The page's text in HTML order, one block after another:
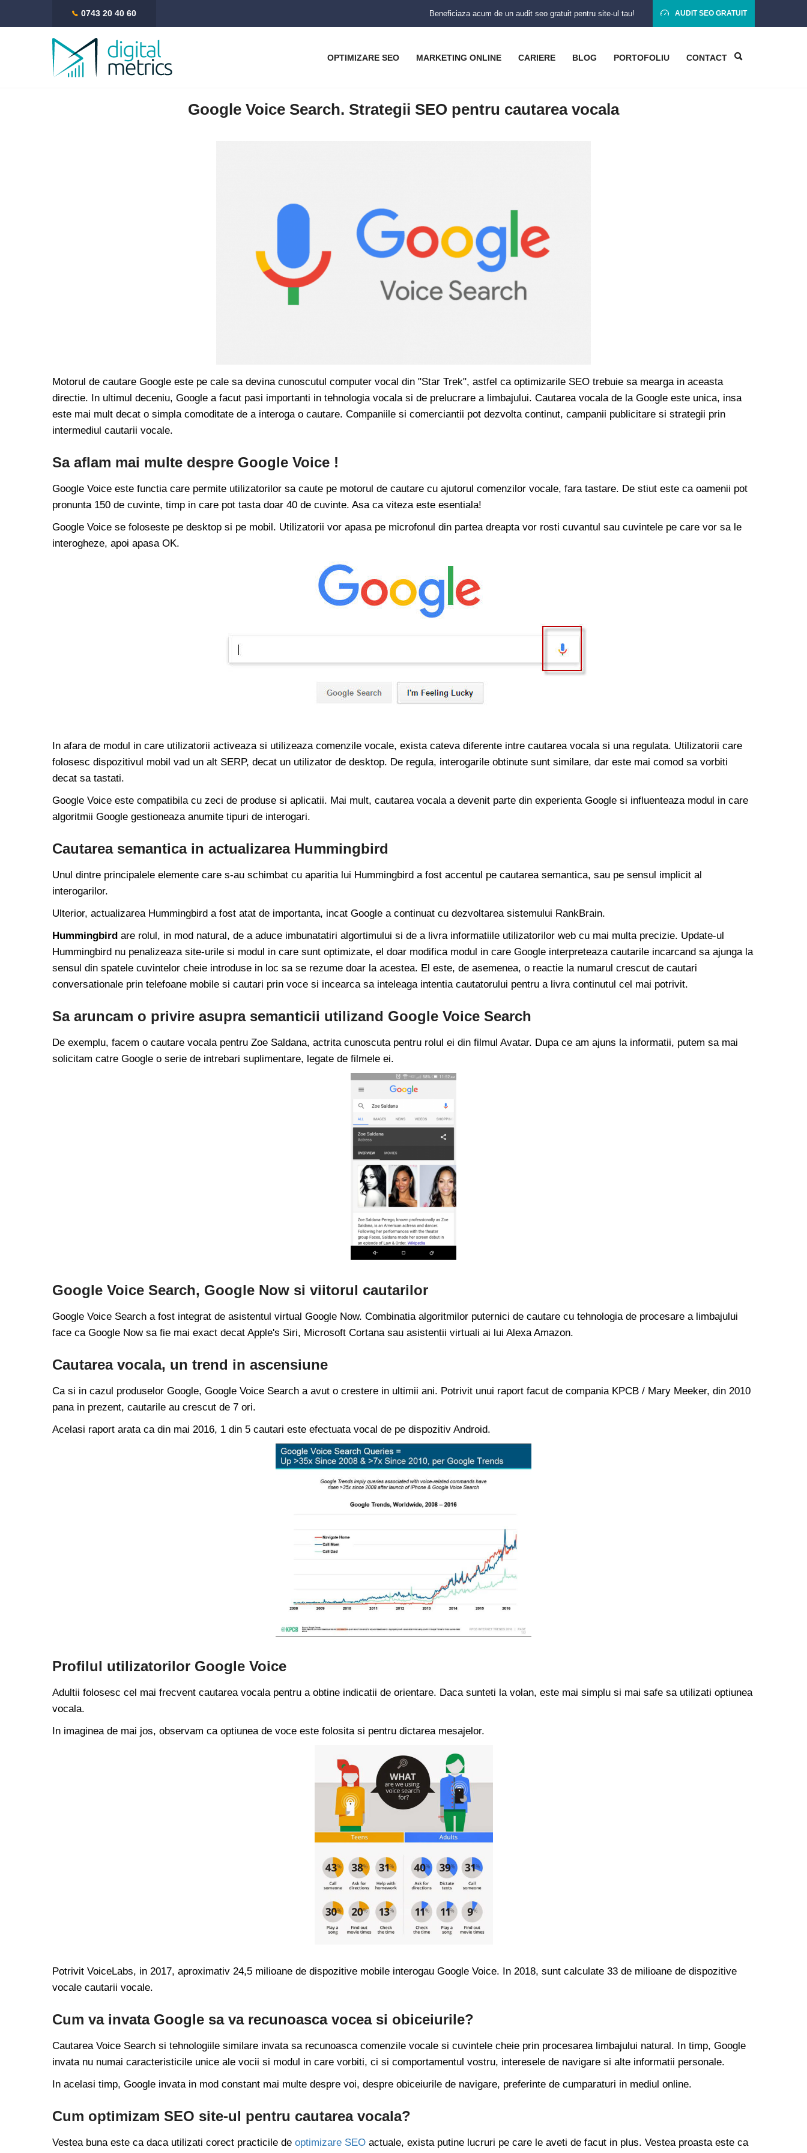
0743 20 40 60 Beneficiaza acum de un audit seo gratuit pentru site-ul tau! AUDIT SEO GRATUIT
OPTIMIZARE SEO MARKETING ONLINE CARIERE BLOG PORTOFOLIU CONTACT
Google Voice Search. Strategii SEO pentru cautarea vocala
Motorul de cautare Google este pe cale sa devina cunoscutul computer vocal din "Star Trek", astfel ca optimizarile SEO trebuie sa mearga in aceasta
directie. In ultimul deceniu, Google a facut pasi importanti in tehnologia vocala si de prelucrare a limbajului. Cautarea vocala de la Google este unica, insa
este mai mult decat o simpla comoditate de a interoga o cautare. Companiile si comerciantii pot dezvolta continut, campanii publicitare si strategii prin
intermediul cautarii vocale.
Sa aflam mai multe despre Google Voice !
Google Voice este functia care permite utilizatorilor sa caute pe motorul de cautare cu ajutorul comenzilor vocale, fara tastare. De stiut este ca oamenii pot
pronunta 150 de cuvinte, timp in care pot tasta doar 40 de cuvinte. Asa ca viteza este esentiala!
Google Voice se foloseste pe desktop si pe mobil. Utilizatorii vor apasa pe microfonul din partea dreapta vor rosti cuvantul sau cuvintele pe care vor sa le
interogheze, apoi apasa OK.
In afara de modul in care utilizatorii activeaza si utilizeaza comenzile vocale, exista cateva diferente intre cautarea vocala si una regulata. Utilizatorii care
folosesc dispozitivul mobil vad un alt SERP, decat un utilizator de desktop. De regula, interogarile obtinute sunt similare, dar este mai comod sa vorbiti
decat sa tastati.
Google Voice este compatibila cu zeci de produse si aplicatii. Mai mult, cautarea vocala a devenit parte din experienta Google si influenteaza modul in care
algoritmii Google gestioneaza anumite tipuri de interogari.
Cautarea semantica in actualizarea Hummingbird
Unul dintre principalele elemente care s-au schimbat cu aparitia lui Hummingbird a fost accentul pe cautarea semantica, sau pe sensul implicit al
interogarilor.
Ulterior, actualizarea Hummingbird a fost atat de importanta, incat Google a continuat cu dezvoltarea sistemului RankBrain.
Hummingbird are rolul, in mod natural, de a aduce imbunatatiri algortimului si de a livra informatiile utilizatorilor web cu mai multa precizie. Update-ul
Hummingbird nu penalizeaza site-urile si modul in care sunt optimizate, el doar modifica modul in care Google interpreteaza cautarile incarcand sa ajunga la
sensul din spatele cuvintelor cheie introduse in loc sa se rezume doar la acestea. El este, de asemenea, o reactie la numarul crescut de cautari
conversationale prin telefoane mobile si cautari prin voce si incearca sa inteleaga intentia cautatorului pentru a livra continutul cel mai potrivit.
Sa aruncam o privire asupra semanticii utilizand Google Voice Search
De exemplu, facem o cautare vocala pentru Zoe Saldana, actrita cunoscuta pentru rolul ei din filmul Avatar. Dupa ce am ajuns la informatii, putem sa mai
solicitam catre Google o serie de intrebari suplimentare, legate de filmele ei.
Google Voice Search, Google Now si viitorul cautarilor
Google Voice Search a fost integrat de asistentul virtual Google Now. Combinatia algoritmilor puternici de cautare cu tehnologia de procesare a limbajului
face ca Google Now sa fie mai exact decat Apple's Siri, Microsoft Cortana sau asistentii virtuali ai lui Alexa Amazon.
Cautarea vocala, un trend in ascensiune
Ca si in cazul produselor Google, Google Voice Search a avut o crestere in ultimii ani. Potrivit unui raport facut de compania KPCB / Mary Meeker, din 2010
pana in prezent, cautarile au crescut de 7 ori.
Acelasi raport arata ca din mai 2016, 1 din 5 cautari este efectuata vocal de pe dispozitiv Android.
Profilul utilizatorilor Google Voice
Adultii folosesc cel mai frecvent cautarea vocala pentru a obtine indicatii de orientare. Daca sunteti la volan, este mai simplu si mai safe sa utilizati optiunea
vocala.
In imaginea de mai jos, observam ca optiunea de voce este folosita si pentru dictarea mesajelor.
Potrivit VoiceLabs, in 2017, aproximativ 24,5 milioane de dispozitive mobile interogau Google Voice. In 2018, sunt calculate 33 de milioane de dispozitive
vocale cautarii vocale.
Cum va invata Google sa va recunoasca vocea si obiceiurile?
Cautarea Voice Search si tehnologiile similare invata sa recunoasca comenzile vocale si cuvintele cheie prin procesarea limbajului natural. In timp, Google
invata nu numai caracteristicile unice ale vocii si modul in care vorbiti, ci si comportamentul vostru, interesele de navigare si alte informatii personale.
In acelasi timp, Google invata in mod constant mai multe despre voi, despre obiceiurile de navigare, preferinte de cumparaturi in mediul online.
Cum optimizam SEO site-ul pentru cautarea vocala?
Vestea buna este ca daca utilizati corect practicile de optimizare SEO actuale, exista putine lucruri pe care le aveti de facut in plus. Vestea proasta este ca